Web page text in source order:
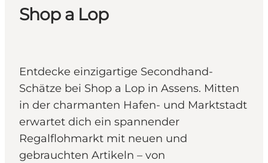
Shop a Lop
Entdecke einzigartige Secondhand-
Schätze bei Shop a Lop in Assens. Mitten
in der charmanten Hafen- und Marktstadt
erwartet dich ein spannender
Regalflohmarkt mit neuen und
gebrauchten Artikeln – von